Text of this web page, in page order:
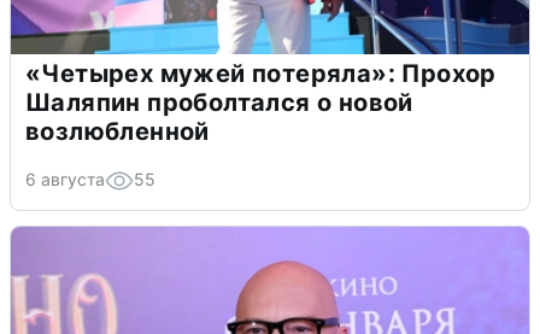
«Четырех мужей потеряла»: Прохор
Шаляпин проболтался о новой
возлюбленной
6 августа 55